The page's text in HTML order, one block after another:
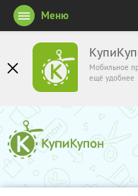
Мобильное
ещё удобнее
Меню